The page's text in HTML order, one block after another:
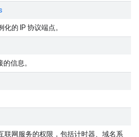
的 IP 协议端点。
信息。
联网服务的权限，包括计时器、域名系